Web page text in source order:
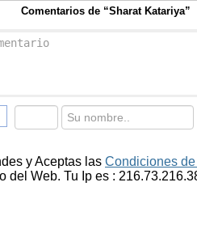
Comentarios de “Sharat Katariya”
y Aceptas las Condiciones
del Web. Tu Ip es :